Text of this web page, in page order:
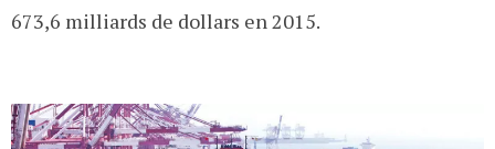
673,6 milliards de dollars en 2015.